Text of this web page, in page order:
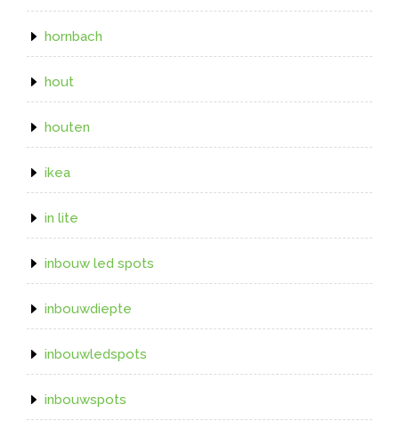
hornbach
hout
houten
ikea
in lite
inbouw led spots
inbouwdiepte
inbouwledspots
inbouwspots